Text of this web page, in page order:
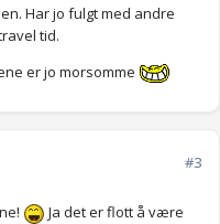
Har jo fulgt med andre
tid.
er jo morsomme
#3
Ja det er flott å være